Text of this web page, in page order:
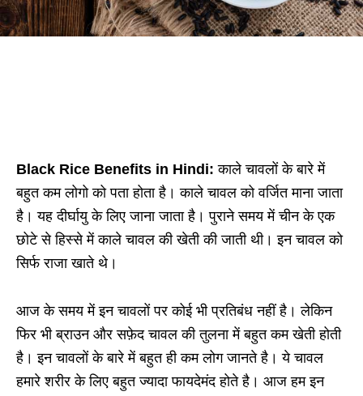
Black Rice Benefits in Hindi: काले चावलों के बारे में
बहुत कम लोगो को पता होता है। काले चावल को वर्जित माना जाता
है। यह दीर्घायु के लिए जाना जाता है। पुराने समय में चीन के एक
छोटे से हिस्से में काले चावल की खेती की जाती थी। इन चावल को
सिर्फ राजा खाते थे।
आज के समय में इन चावलों पर कोई भी प्रतिबंध नहीं है । लेकिन
फिर भी ब्राउन और सफ़ेद चावल की तुलना में बहुत कम खेती होती
है । इन चावलों के बारे में बहुत ही कम लोग जानते है । ये चावल
हमारे शरीर के लिए बहुत ज्यादा फायदेमंद होते है । आज हम इन